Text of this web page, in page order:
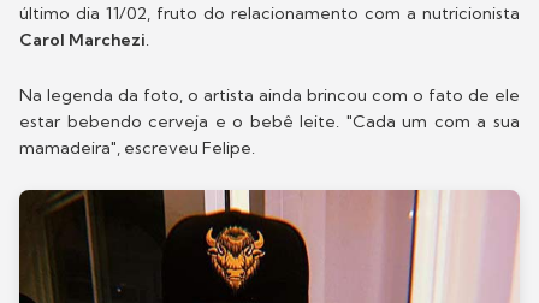
último dia 11/02, fruto do relacionamento com a nutricionista
Carol Marchezi.
Na legenda da foto, o artista ainda brincou com o fato de ele
estar bebendo cerveja e o bebê leite. "Cada um com a sua
mamadeira", escreveu Felipe.